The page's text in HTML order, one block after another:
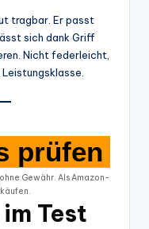
tragbar. Er passt
sich dank Griff
Nicht federleicht,
prüfen
Gewähr. Als Amazon-
Test